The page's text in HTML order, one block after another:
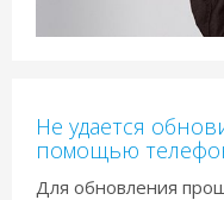
Не удается
помощью
Для обновления